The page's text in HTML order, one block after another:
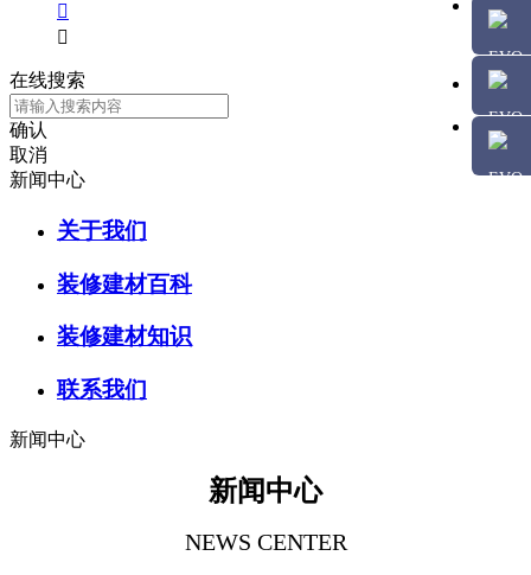


在线搜索
确认
取消
新闻中心
关于我们
装修建材百科
装修建材知识
联系我们
新闻中心
新闻中心
NEWS CENTER